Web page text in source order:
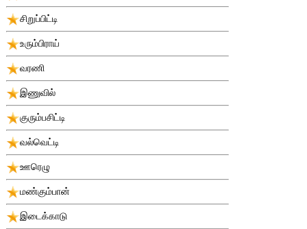
சிறுப்பிட்டி
உரும்பிராய்
வரணி
இணுவில்
குரும்பசிட்டி
வல்வெட்டி
ஊரெழு
மண்கும்பான்
இடைக்காடு